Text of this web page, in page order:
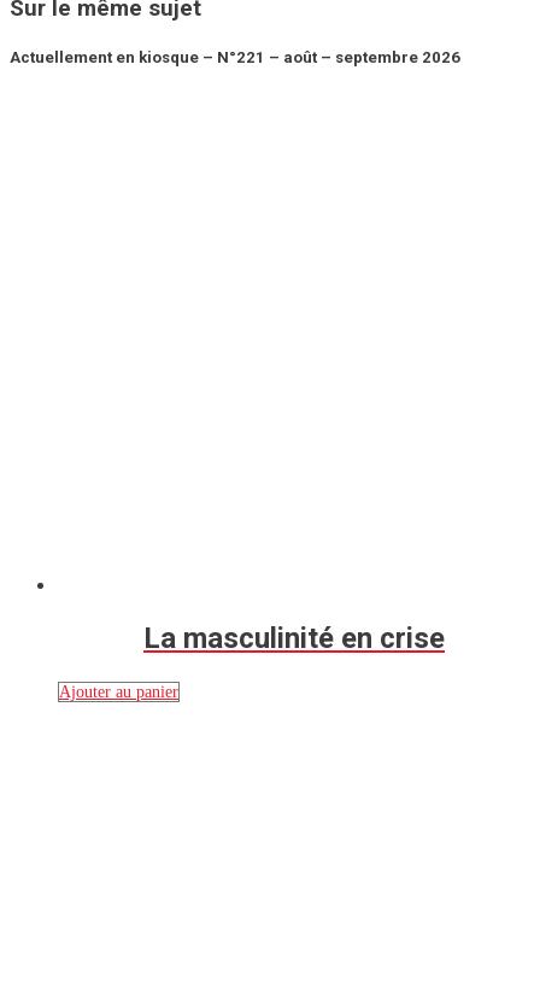
Sur le même sujet
Actuellement en kiosque – N°221 – août – septembre 2026
La masculinité en crise
Ajouter au panier